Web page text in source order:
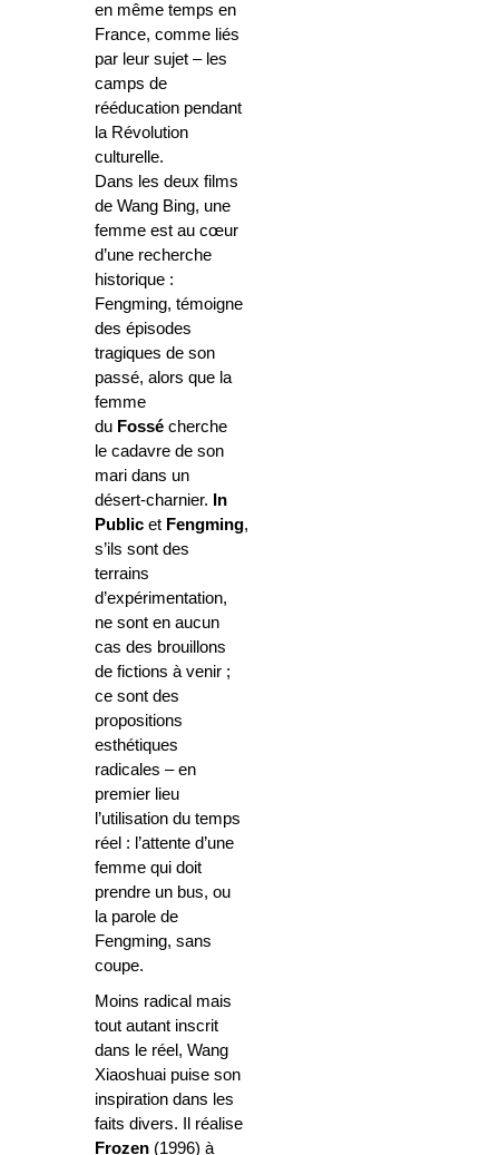
en même temps en
France, comme liés
par leur sujet – les
camps de
rééducation pendant
la Révolution
culturelle.
Dans les deux films
de Wang Bing, une
femme est au cœur
d’une recherche
historique :
Fengming, témoigne
des épisodes
tragiques de son
passé, alors que la
femme
du Fossé cherche
le cadavre de son
mari dans un
désert-charnier.
In
Public et Fengming,
s’ils sont des
terrains
d’expérimentation,
ne sont en aucun
cas des brouillons
de fictions à venir ;
ce sont des
propositions
esthétiques
radicales – en
premier lieu
l’utilisation du temps
réel : l’attente d’une
femme qui doit
prendre un bus, ou
la parole de
Fengming, sans
coupe.
Moins radical mais
tout autant inscrit
dans le réel, Wang
Xiaoshuai puise son
inspiration dans les
faits divers. Il réalise
Frozen (1996) à